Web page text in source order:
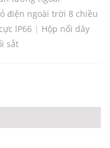
điện ngoài trời 8 chiều
lP66 | Hộp nối dây
sắt